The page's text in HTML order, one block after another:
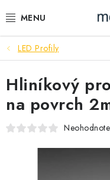
na
PRIEMYSEL
SVIETIDLÁ
ŽIAROVKY A TRUBICE
LED Profily
Hliníkový
na povrch